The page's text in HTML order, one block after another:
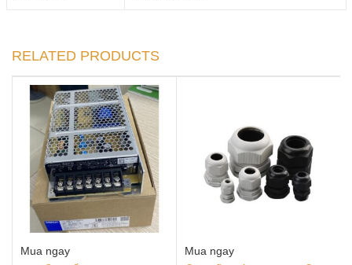
RELATED PRODUCTS
Mua ngay
Mua ngay